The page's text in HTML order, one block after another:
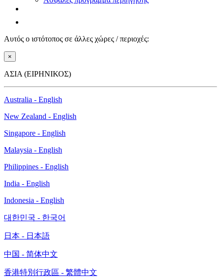
Αυτός ο ιστότοπος σε άλλες χώρες / περιοχές:
×
ΑΣΙΑ (ΕΙΡΗΝΙΚΟΣ)
Australia - English
New Zealand - English
Singapore - English
Malaysia - English
Philippines - English
India - English
Indonesia - English
대한민국 - 한국어
日本 - 日本語
中国 - 简体中文
香港特別行政區 - 繁體中文